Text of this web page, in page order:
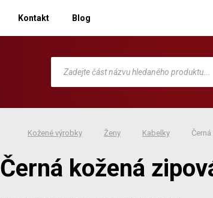
Kontakt Blog
Kožené výrobky Ženy Kabelky
Černá kožená